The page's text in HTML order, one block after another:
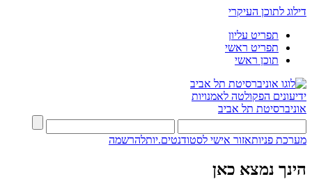
דילוג לתוכן העיקרי
תפריט עליון
תפריט ראשי
תוכן ראשי
ידיעונים הפקולטה לאמנויות
אוניברסיטת תל אביב
מערכת פניותאזור אישי לסטודנטים.יותלהרשמה
הינך נמצא כאן